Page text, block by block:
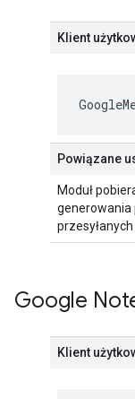
Klient
Powiązane
Moduł
generowania
Google
Klient